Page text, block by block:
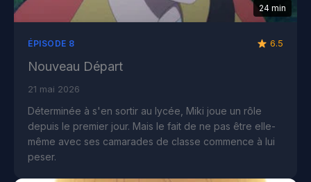
24 min
ÉPISODE 8 6.5
Nouveau Départ
21 mai 2026
Déterminée à s'en sortir au lycée, Miki joue un rôle
depuis le premier jour. Mais le fait de ne pas être elle-
même avec ses camarades de classe commence à lui
peser.